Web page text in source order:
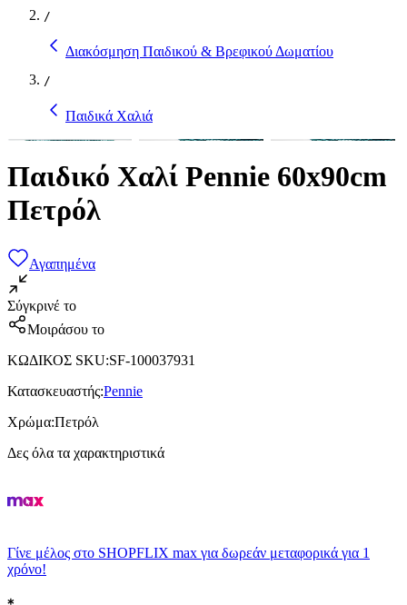
/
Διακόσμηση Παιδικού & Βρεφικού Δωματίου
/
Παιδικά Χαλιά
Παιδικό Χαλί Pennie 60x90cm
Πετρόλ
Αγαπημένα
Σύγκρινέ το
Μοιράσου το
ΚΩΔΙΚΟΣ SKU:SF-100037931
Κατασκευαστής:Pennie
Χρώμα:Πετρόλ
Δες όλα τα χαρακτηριστικά
Γίνε μέλος στο SHOPFLIX max για δωρεάν μεταφορικά για 1
χρόνο!